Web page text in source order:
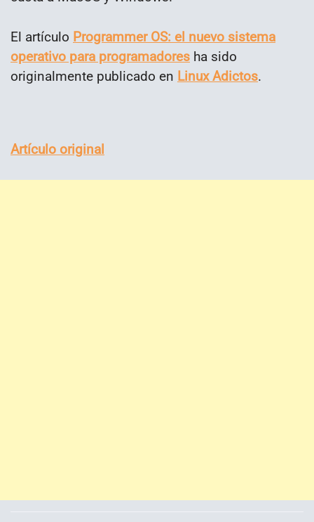
El artículo Programmer OS: el nuevo sistema
operativo para programadores ha sido
originalmente publicado en Linux Adictos.
Artículo original